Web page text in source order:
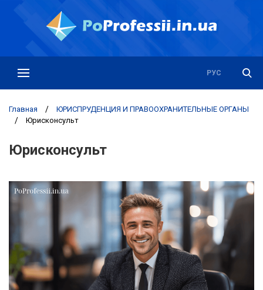
РУС
УКР
Главная / ЮРИСПРУДЕНЦИЯ И ПРАВООХРАНИТЕЛЬНЫЕ ОРГАНЫ
/ Юрисконсульт
Юрисконсульт